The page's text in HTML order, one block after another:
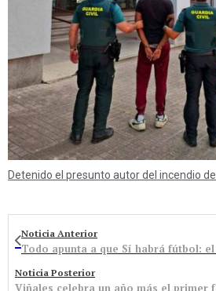
Detenido el presunto autor del incendio
Noticia Anterior
Noticia Posterior